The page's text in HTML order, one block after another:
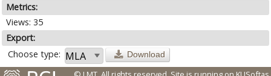
Metrics:
Views: 35
Export:
Choose type:
Download